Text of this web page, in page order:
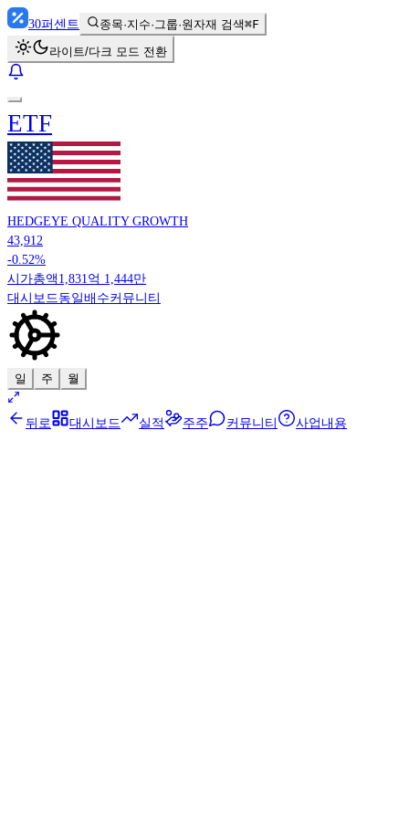
30퍼센트 종목·지수·그룹·원자재 검색⌘F
라이트/다크 모드 전환
ETF
HEDGEYE QUALITY GROWTH
43,912
-0.52%
시가총액 1,831억 1,444만
대시보드 동일배수커뮤니티
일 주 월
뒤로 대시보드 실적 주주 커뮤니티 사업내용